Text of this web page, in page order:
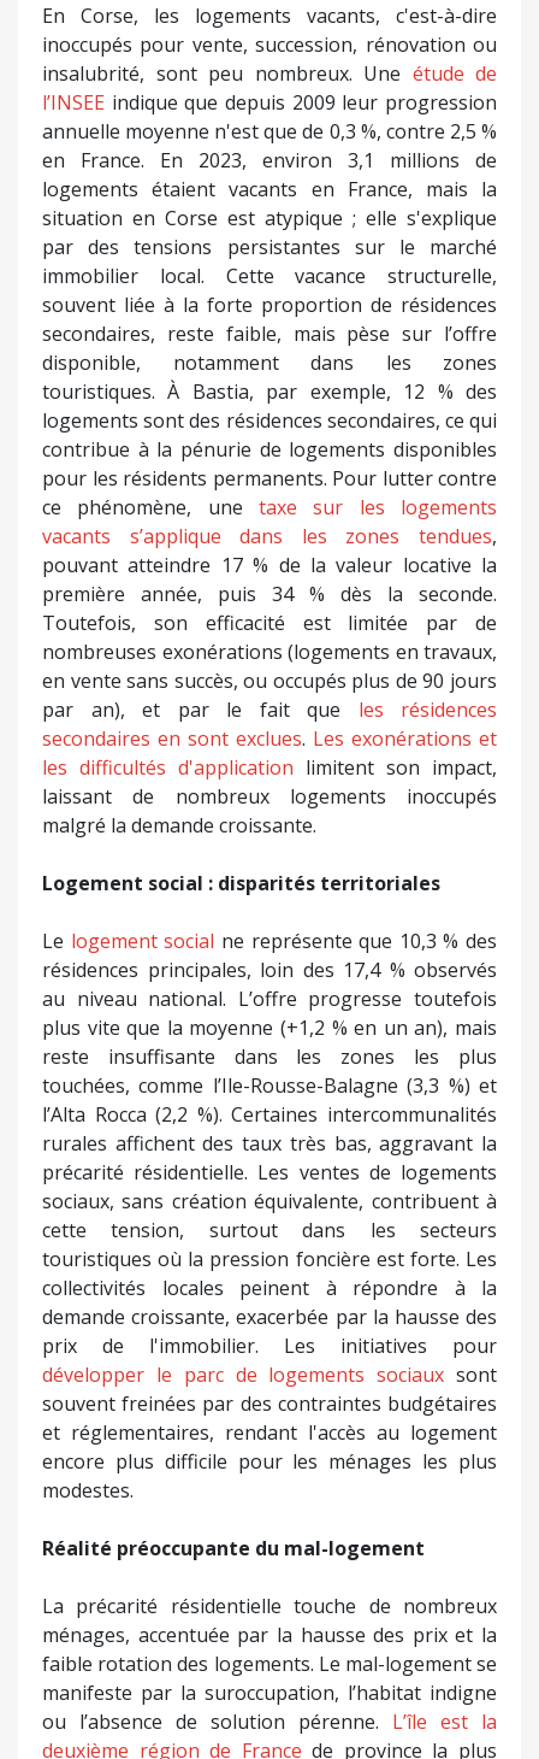
En Corse, les logements vacants, c'est-à-dire
inoccupés pour vente, succession, rénovation ou
insalubrité, sont peu nombreux. Une étude de
l’INSEE indique que depuis 2009 leur progression
annuelle moyenne n'est que de 0,3 %, contre 2,5 %
en France. En 2023, environ 3,1 millions de
logements étaient vacants en France, mais la
situation en Corse est atypique ; elle s'explique
par des tensions persistantes sur le marché
immobilier local. Cette vacance structurelle,
souvent liée à la forte proportion de résidences
secondaires, reste faible, mais pèse sur l’offre
disponible, notamment dans les zones
touristiques. À Bastia, par exemple, 12 % des
logements sont des résidences secondaires, ce qui
contribue à la pénurie de logements disponibles
pour les résidents permanents. Pour lutter contre
ce phénomène, une taxe sur les logements
vacants
s’applique dans les zones tendues,
pouvant atteindre 17 % de la valeur locative la
première année, puis 34 % dès la seconde.
Toutefois, son efficacité est limitée par de
nombreuses exonérations (logements en travaux,
en vente sans succès, ou occupés plus de 90 jours
par an), et par le fait que les résidences
secondaires en sont exclues. Les exonérations et
les difficultés d'application limitent son impact,
laissant de nombreux logements inoccupés
malgré la demande croissante.
Logement social : disparités territoriales
Le logement social ne représente que 10,3 % des
résidences principales, loin des 17,4 % observés
au niveau national. L’offre progresse toutefois
plus vite que la moyenne (+1,2 % en un an), mais
reste insuffisante dans les zones les plus
touchées, comme l’Ile-Rousse-Balagne (3,3 %) et
l’Alta Rocca (2,2 %). Certaines intercommunalités
rurales affichent des taux très bas, aggravant la
précarité résidentielle. Les ventes de logements
sociaux, sans création équivalente, contribuent à
cette tension, surtout dans les secteurs
touristiques où la pression foncière est forte. Les
collectivités locales peinent à répondre à la
demande croissante, exacerbée par la hausse des
prix de l'immobilier. Les initiatives pour
développer le parc de logements sociaux sont
souvent freinées par des contraintes budgétaires
et réglementaires, rendant l'accès au logement
encore plus difficile pour les ménages les plus
modestes.
Réalité préoccupante du mal-logement
La précarité résidentielle touche de nombreux
ménages, accentuée par la hausse des prix et la
faible rotation des logements. Le mal-logement se
manifeste par la suroccupation, l’habitat indigne
ou l’absence de solution pérenne. L’île est la
deuxième région de France de province la plus